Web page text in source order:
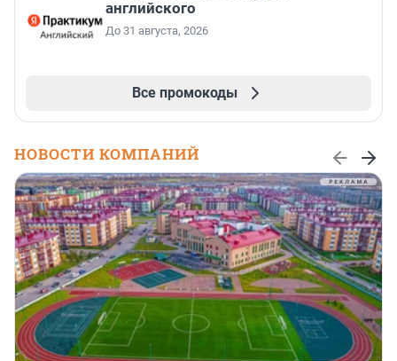
английского
До 31 августа, 2026
Все промокоды
НОВОСТИ КОМПАНИЙ